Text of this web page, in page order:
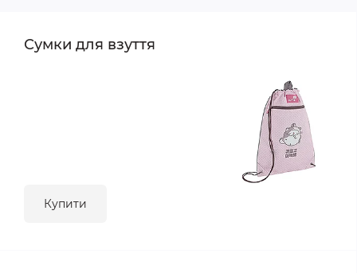
Сумки для взуття
Купити